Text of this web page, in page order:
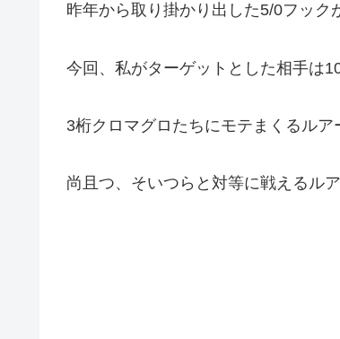
昨年から取り掛かり出した5/0フック
今回、私がターゲットとした相手は
3桁クロマグロたちにモテまくるルア
尚且つ、そいつらと対等に戦えるル